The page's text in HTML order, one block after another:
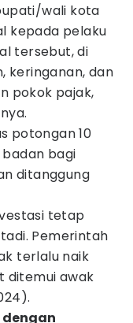
wali kota
kepada pelaku
tersebut, di
keringanan, dan
pokok pajak,
potongan 10
badan bagi
ditanggung
tetap
Pemerintah
terlalu naik
ditemui awak
dengan